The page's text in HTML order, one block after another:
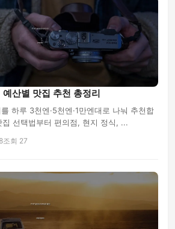
산별 맛집 추천 총정리
하루 3천엔·5천엔·1만엔대로 나눠 추천합
선택법부터 편의점, 현지 정식, ...
조회 27